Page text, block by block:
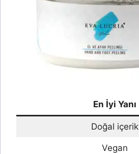
En İyi Yanı
Doğal içerik
Vegan